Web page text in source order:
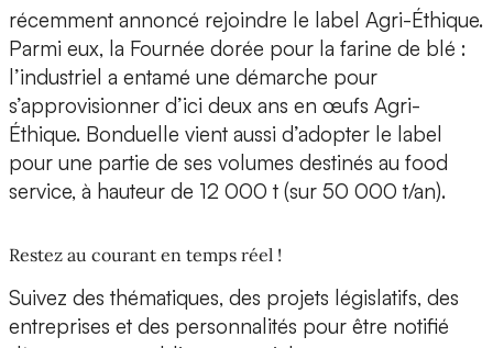
récemment annoncé rejoindre le label Agri-Éthique.
Parmi eux, la Fournée dorée pour la farine de blé :
l’industriel a entamé une démarche pour
s’approvisionner d’ici deux ans en œufs Agri-
Éthique. Bonduelle vient aussi d’adopter le label
pour une partie de ses volumes destinés au food
service, à hauteur de 12 000 t (sur 50 000 t/an).
Restez au courant en temps réel !
Suivez des thématiques, des projets législatifs, des
entreprises et des personnalités pour être notifié